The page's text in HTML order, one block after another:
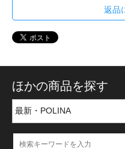
返品
ほかの商品を探す